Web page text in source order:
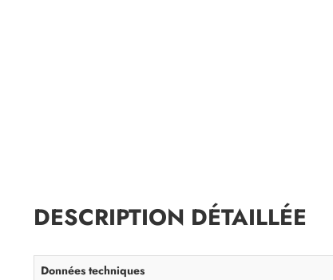
DESCRIPTION DÉTAILLÉE
Données techniques